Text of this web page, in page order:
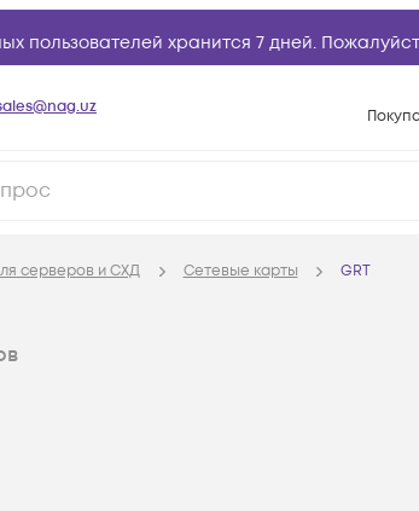
пользователей хранится 7 дней.
серверов и СХД Сетевые карты GRT